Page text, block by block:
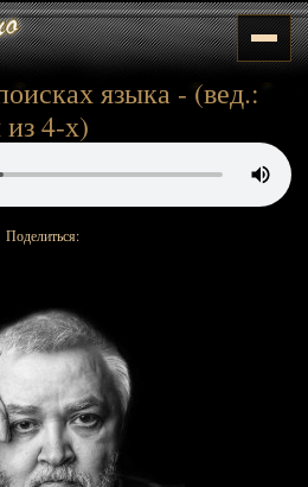
языка - (вед.:
из 4-х)
Поделиться: